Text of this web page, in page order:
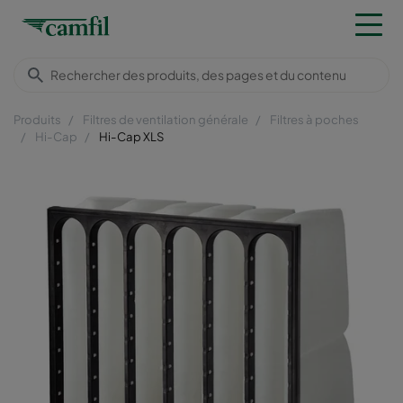
Produits Filtres de ventilation générale
Filtres à poches
Hi-Cap
Hi-Cap XLS